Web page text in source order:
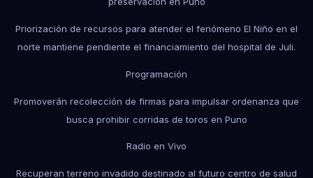
Priorización de recursos para atender el fenómeno El Niño en el
norte mantiene pendiente el financiamiento del hospital de Juli.
Programación
Promoverán recolección de firmas para impulsar ordenanza que
busca prohibir corridas de toros en Puno
Radio en Vivo
Recuperan terreno invadido destinado al futuro centro de salud